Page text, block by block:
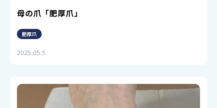
母の爪「肥厚爪」
肥厚爪
2025.05.5